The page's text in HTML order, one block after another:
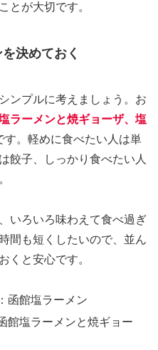
とが大切です。
決めておく
ンプルに考えましょう。お
ラーメンと焼ギョーザ、塩
す。軽めに食べたい人は単
餃子、しっかり食べたい人
いろいろ味わえて食べ過ぎ
間も短くしたいので、並ん
くと安心です。
函館塩ラーメン
館塩ラーメンと焼ギョー